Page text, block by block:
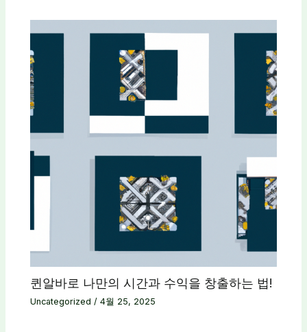
퀸알바로 나만의 시간과 수익을 창출하는 법!
Uncategorized /4월 25, 2025